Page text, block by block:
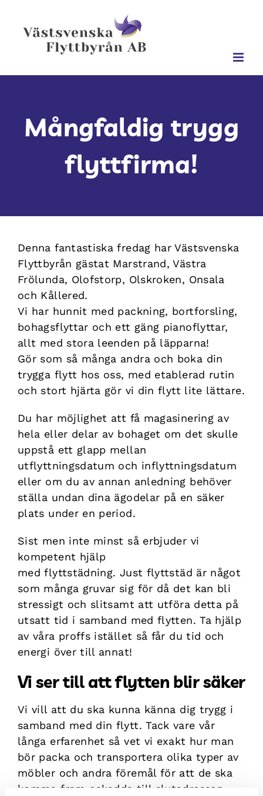
innehållet
Mångfaldig trygg
flyttfirma!
Denna fantastiska fredag har Västsvenska
Flyttbyrån gästat Marstrand,Västra
Frölunda, Olofstorp, Olskroken, Onsala
och Kållered.
Vi har hunnit med packning, bortforsling,
bohagsflyttar och ett gäng pianoflyttar,
allt med stora leenden på läpparna!
Gör som så många andra och boka din
trygga flytt hos oss, med etablerad rutin
och stort hjärta gör vi din flytt lite lättare.
Du har möjlighet att få magasineringav
hela eller delar av bohaget om det skulle
uppstå ett glapp mellan
utflyttningsdatum och inflyttningsdatum
eller om du av annan anledning behöver
ställa undan dina ägodelar på en säker
plats under en period.
Sist men inte minst så erbjuder vi
kompetent hjälp
medflyttstädning. Just flyttstäd är något
som många gruvar sig för då det kan bli
stressigt och slitsamt att utföra detta på
utsatt tid i samband med flytten. Ta hjälp
av våra proffs istället så får du tid och
energi över till annat!
Vi ser till att flytten blir säker
Vi vill att du ska kunna känna dig trygg i
samband med din flytt. Tack vare vår
långa erfarenhet så vet vi exakt hur man
bör packa och transportera olika typer av
möbler och andra föremål för att de ska
komma fram oskadda till slutadressen.